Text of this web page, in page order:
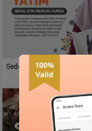
Sedekah Yatim